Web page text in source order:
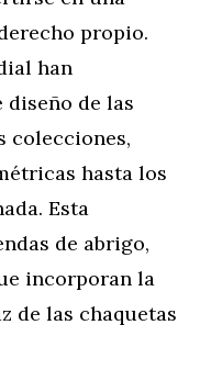
propio.
han
de las
colecciones,
hasta los
Esta
de abrigo,
incorporan la
de las chaquetas